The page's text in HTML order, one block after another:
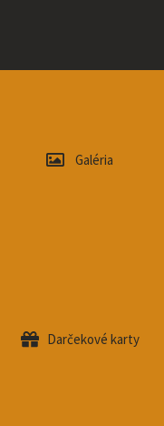
Galéria
Darčekové karty